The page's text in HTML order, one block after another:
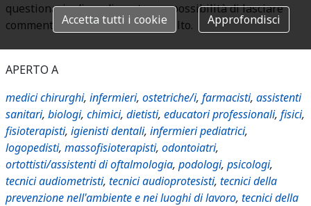
questionario di gradimento con possibilità di lasciare
commenti in aperto sul corso svolto.
APERTO A
medici chirurghi, infermieri, ostetriche/i, farmacisti, assistenti
sanitari, biologi, chimici, dietisti, educatori professionali, fisici,
fisioterapisti, igienisti dentali, infermieri pediatrici,
logopedisti, massofisioterapisti, odontoiatri,
ortottisti/assistenti di oftalmologia, podologi, psicologi,
tecnici audiometristi, tecnici audioprotesisti, tecnici della
prevenzione nell'ambiente e nei luoghi di lavoro, tecnici della
Accetta tutti i cookie Approfondisci